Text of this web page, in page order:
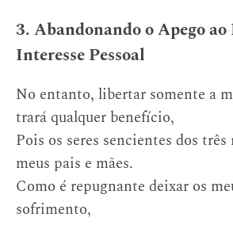
3. Abandonando o Apego
Interesse Pessoal
No entanto, libertar somente a
trará qualquer benefício,
Pois os seres sencientes dos
meus pais e mães.
Como é repugnante deixar os
sofrimento,